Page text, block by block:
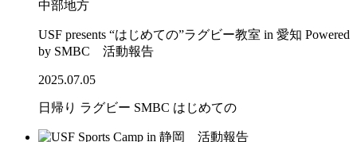
中部地方
USF presents “はじめての”ラグビー教室 in 愛知 Powered
by SMBC 活動報告
2025.07.05
日帰り ラグビー SMBC はじめての